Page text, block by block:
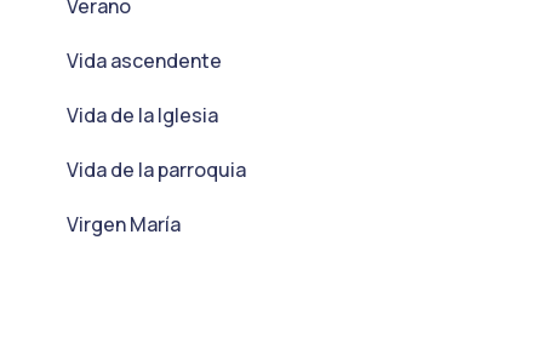
Verano
Vida ascendente
Vida de la Iglesia
Vida de la parroquia
Virgen María